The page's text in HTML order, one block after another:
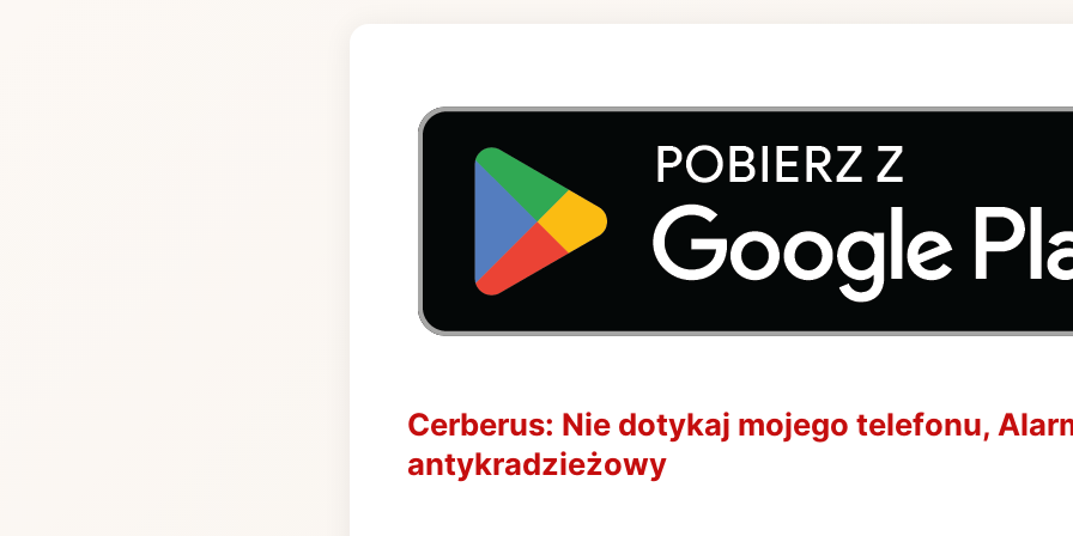
Cerberus: Nie dotykaj mojego telefonu,
antykradzieżowy